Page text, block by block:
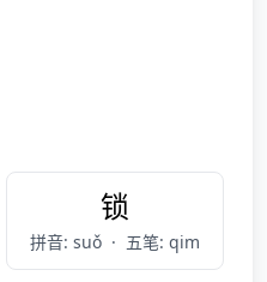
锁
拼音: suǒ · 五笔: qim